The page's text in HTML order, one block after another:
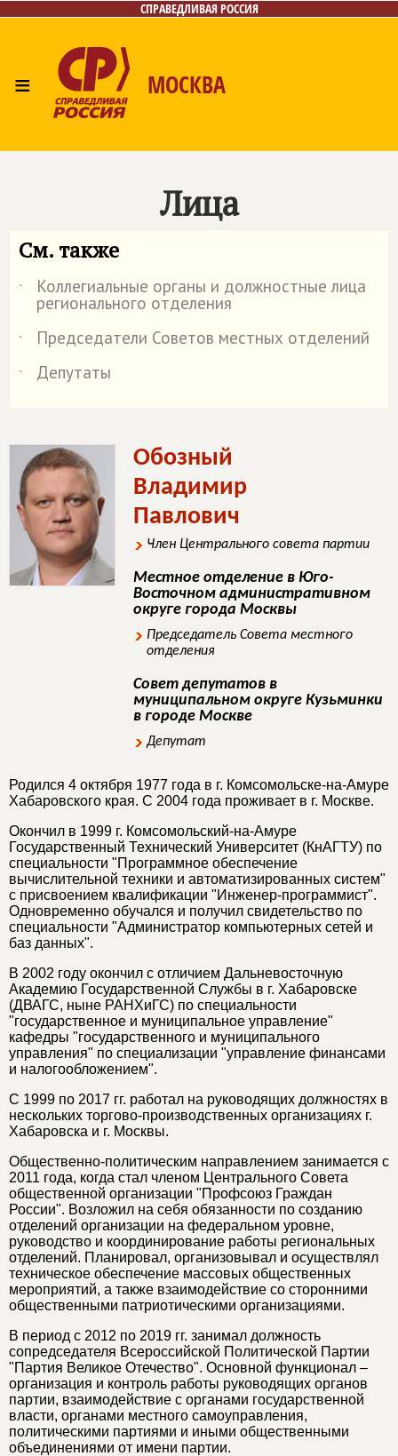
СПРАВЕДЛИВАЯ РОССИЯ
≡ МОСКВА
Архив
Лица
См. также
˙ Коллегиальные органы и должностные лица
регионального отделения
˙
Председатели Советов местных отделений
˙
Депутаты
Обозный
Владимир
Павлович
Член Центрального совета партии
Местное отделение в Юго-
Восточном административном
округе города Москвы
Председатель Совета местного
отделения
Совет депутатов в
муниципальном округе Кузьминки
в городе Москве
Депутат
Родился 4 октября 1977 года в г. Комсомольске-на-Амуре
Хабаровского края. С 2004 года проживает в г. Москве.
Окончил в 1999 г. Комсомольский-на-Амуре
Государственный Технический Университет (КнАГТУ) по
специальности "Программное обеспечение
вычислительной техники и автоматизированных систем"
с присвоением квалификации "Инженер-программист".
Одновременно обучался и получил свидетельство по
специальности "Администратор компьютерных сетей и
баз данных".
В 2002 году окончил с отличием Дальневосточную
Академию Государственной Службы в г. Хабаровске
(ДВАГС, ныне РАНХиГС) по специальности
"государственное и муниципальное управление"
кафедры "государственного и муниципального
управления" по специализации "управление финансами
и налогообложением".
С 1999 по 2017 гг. работал на руководящих должностях в
нескольких торгово-производственных организациях г.
Хабаровска и г. Москвы.
Общественно-политическим направлением занимается с
2011 года, когда стал членом Центрального Совета
общественной организации "Профсоюз Граждан
России". Возложил на себя обязанности по созданию
отделений организации на федеральном уровне,
руководство и координирование работы региональных
отделений. Планировал, организовывал и осуществлял
техническое обеспечение массовых общественных
мероприятий, а также взаимодействие со сторонними
общественными патриотическими организациями.
В период с 2012 по 2019 гг. занимал должность
сопредседателя Всероссийской Политической Партии
"Партия Великое Отечество". Основной функционал –
организация и контроль работы руководящих органов
партии, взаимодействие с органами государственной
власти, органами местного самоуправления,
политическими партиями и иными общественными
объединениями от имени партии.